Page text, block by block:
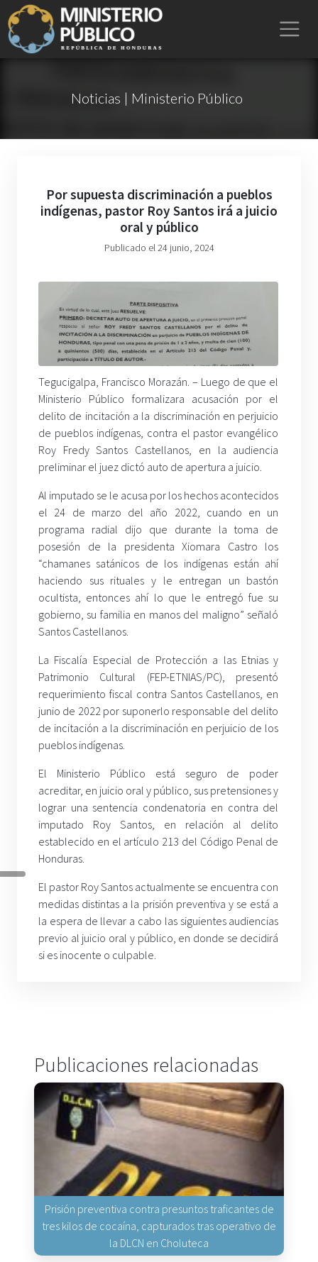
Noticias | Ministerio Público
Por supuesta discriminación a pueblos
indígenas, pastor Roy Santos irá a juicio
oral y público
Publicado el 24 junio, 2024
Tegucigalpa, Francisco Morazán. – Luego de que el
Ministerio Público formalizara acusación por el
delito de incitación a la discriminación en perjuicio
de pueblos indígenas, contra el pastor evangélico
Roy Fredy Santos Castellanos, en la audiencia
preliminar el juez dictó auto de apertura a juicio.
Al imputado se le acusa por los hechos acontecidos
el 24 de marzo del año 2022, cuando en un
programa radial dijo que durante la toma de
posesión de la presidenta Xiomara Castro los
“chamanes satánicos de los indígenas están ahí
haciendo sus rituales y le entregan un bastón
ocultista, entonces ahí lo que le entregó fue su
gobierno, su familia en manos del maligno” señaló
Santos Castellanos.
La Fiscalía Especial de Protección a las Etnias y
Patrimonio Cultural (FEP-ETNIAS/PC), presentó
requerimiento fiscal contra Santos Castellanos, en
junio de 2022 por suponerlo responsable del delito
de incitación a la discriminación en perjuicio de los
pueblos indígenas.
El Ministerio Público está seguro de poder
acreditar, en juicio oral y público, sus pretensiones y
lograr una sentencia condenatoria en contra del
imputado Roy Santos, en relación al delito
establecido en el artículo 213 del Código Penal de
Honduras.
El pastor Roy Santos actualmente se encuentra con
medidas distintas a la prisión preventiva y se está a
la espera de llevar a cabo las siguientes audiencias
previo al juicio oral y público, en donde se decidirá
si es inocente o culpable.
Publicaciones relacionadas
Prisión preventiva contra presuntos traficantes de
tres kilos de cocaína, capturados tras operativo de
la DLCN en Choluteca